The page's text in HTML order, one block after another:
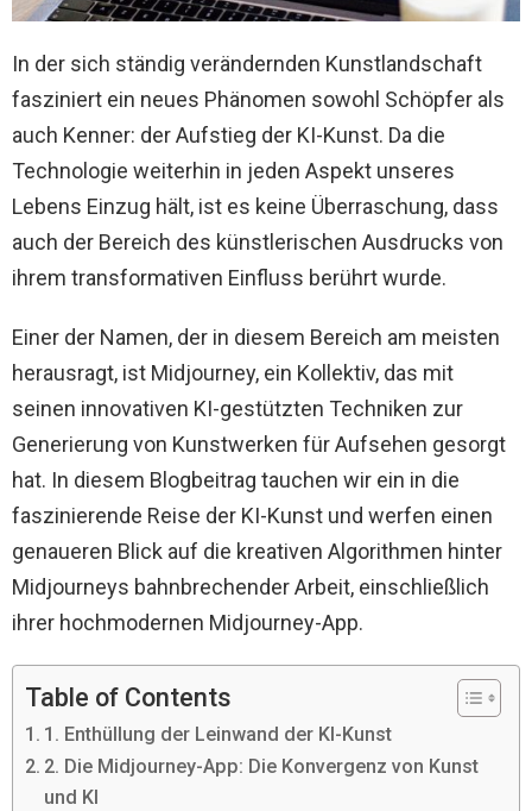
In der sich ständig verändernden Kunstlandschaft
fasziniert ein neues Phänomen sowohl Schöpfer als
auch Kenner: der Aufstieg der KI-Kunst. Da die
Technologie weiterhin in jeden Aspekt unseres
Lebens Einzug hält, ist es keine Überraschung, dass
auch der Bereich des künstlerischen Ausdrucks von
ihrem transformativen Einfluss berührt wurde.
Einer der Namen, der in diesem Bereich am meisten
herausragt, ist Midjourney, ein Kollektiv, das mit
seinen innovativen KI-gestützten Techniken zur
Generierung von Kunstwerken für Aufsehen gesorgt
hat. In diesem Blogbeitrag tauchen wir ein in die
faszinierende Reise der KI-Kunst und werfen einen
genaueren Blick auf die kreativen Algorithmen hinter
Midjourneys bahnbrechender Arbeit, einschließlich
ihrer hochmodernen Midjourney-App.
Table of Contents
1. Enthüllung der Leinwand der KI-Kunst
2. Die Midjourney-App: Die Konvergenz von Kunst
und KI